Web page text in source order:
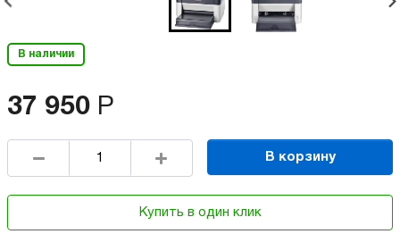
В наличии
37 950 Р
В корзину
Купить в один клик